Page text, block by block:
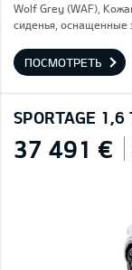
Wolf Grey (WAF),
сиденья, оснащенные
ПОСМОТРЕТЬ
SPORTAGE
37 491 €